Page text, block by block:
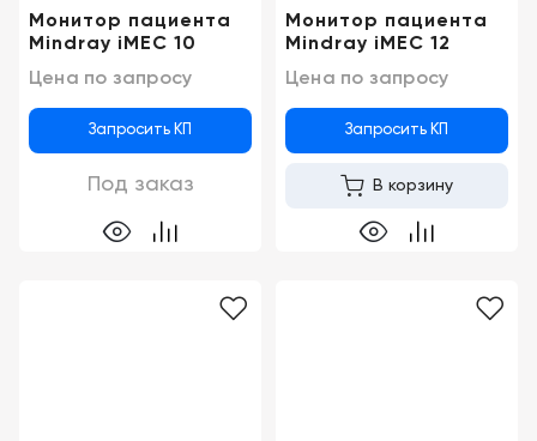
Монитор пациента
Mindray iMEC 10
Цена по запросу
Запросить КП
Под заказ
Монитор пациента
Mindray iMEC 12
Цена по запросу
Запросить КП
В корзину